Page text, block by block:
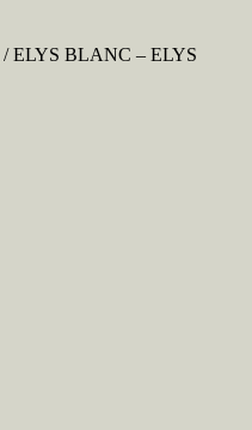
/ ELYS BLANC – ELYS